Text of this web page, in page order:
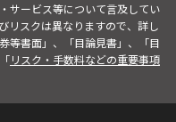
サービス等について言及してい
リスクは異なりますので、詳し
等書面」、「目論見書」、「目
リスク・手数料などの重要事項